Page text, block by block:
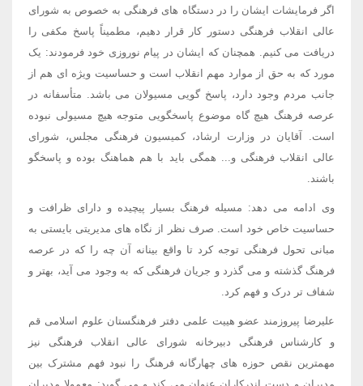
اگر فرمایشات ایشان را در دستگاه های فرهنگی به خصوص به شورای
عالی انقلاب فرهنگی دستور کار قرار دهیم، مطمیناً پاسخ مکفی را
دریافت می کنیم. همچنان که ایشان در پیام نوروزی خود فرمودند: یک
مورد که به حق از موارد مهم انقلاب است و حساسیت ویژه ای هم از
جانب مردم وجود دارد، پاسخ گویی مسیولان می باشد. متأسفانه در
عرصه فرهنگ هیچ گاه موضوع پاسخگویی متوجه هیچ مسیولی نبوده
است. آقایان در وزارت ارشاد، کمیسیون فرهنگی مجلس، شورای
عالی انقلاب فرهنگی و... همگی باید با هم هماهنگ بوده و پاسخگو
باشند.
وی ادامه می دهد: مسیله فرهنگ بسیار پیچیده و دارای ظرافت و
حساسیت خاص خود است. صرف نظر از نگاه های مدیریتی بایستی به
مبانی تحول فرهنگی توجه کرد تا واقع بینانه آن چه را که در عرصه
فرهنگ گذشته و می گذرد و جریان فرهنگی که به وجود می آید، بهتر و
شفاف تر درک و فهم کرد.
علیرضا پیروزمند عضو هییت علمی دفتر فرهنگستان علوم اسلامی قم
و کارشناس فرهنگی دبیرخانه شورای عالی انقلاب فرهنگی نیز
مهمترین نقص حوزه های چهارگانه فرهنگ را نبود فهم مشترک بین